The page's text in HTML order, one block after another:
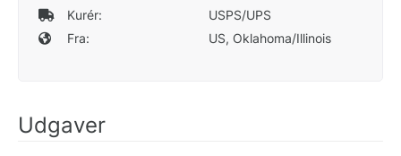
Kurér:
USPS/UPS
Fra:
US, Oklahoma/Illinois
Udgaver